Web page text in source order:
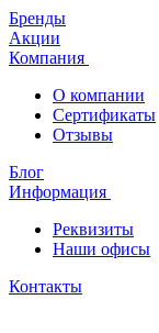
Бренды
Акции
Компания
О компании
Сертификаты
Отзывы
Блог
Информация
Реквизиты
Наши офисы
Контакты